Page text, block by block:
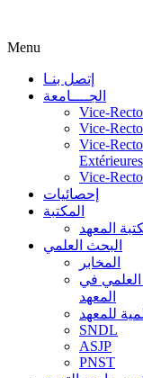
Menu
إتصل بنـا
الجــــامعة
Vice-
Vice-
Vice-
Extérieures
Vice-
إحصائيات
المكتبة
المعهد
البحث العلمي
المخابر
في
المعهد
للمعهد
SNDL
ASJP
PNST